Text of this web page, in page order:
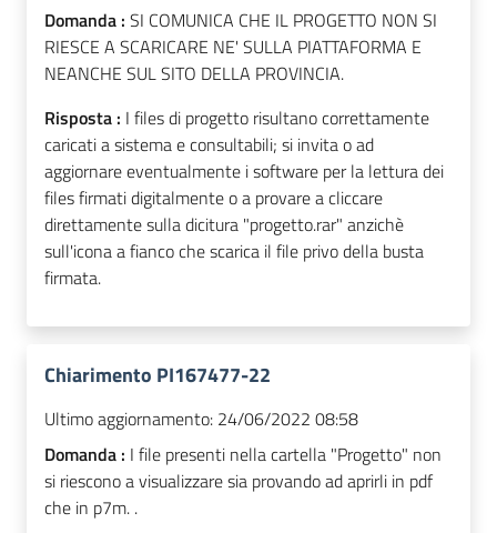
Domanda : SI COMUNICA CHE IL PROGETTO NON SI
RIESCE A SCARICARE NE' SULLA PIATTAFORMA E
NEANCHE SUL SITO DELLA PROVINCIA.
Risposta : I files di progetto risultano correttamente
caricati a sistema e consultabili; si invita o ad
aggiornare eventualmente i software per la lettura dei
files firmati digitalmente o a provare a cliccare
direttamente sulla dicitura "progetto.rar" anzichè
sull'icona a fianco che scarica il file privo della busta
firmata.
Chiarimento PI167477-22
Ultimo aggiornamento: 24/06/2022 08:58
Domanda : I file presenti nella cartella "Progetto" non
si riescono a visualizzare sia provando ad aprirli in pdf
che in p7m. .